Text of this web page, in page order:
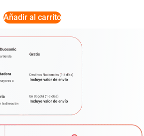
Añadir al carrito